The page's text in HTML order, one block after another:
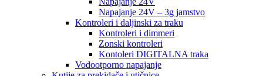
Napajanje 24V – 3g jamstvo
Kontroleri i daljinski za traku
Kontroleri i dimmeri
Zonski kontroleri
Kontoleri DIGITALNA traka
Vodootporno napajanje